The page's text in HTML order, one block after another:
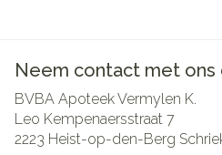
Neem contact met ons
BVBA Apoteek Vermylen K.
Leo Kempenaersstraat 7
2223 Heist-op-den-Berg